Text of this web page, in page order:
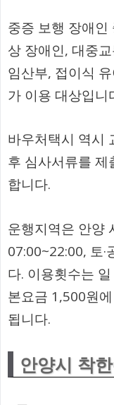
중증 보행 장애인
상 장애인, 대중
임산부, 접이식
가 이용 대상입니
바우처택시 역시
후 심사서류를
합니다.
운행지역은 안양
07:00~22:00, 토
다. 이용횟수는
본요금 1,500원
됩니다.
안양시 착